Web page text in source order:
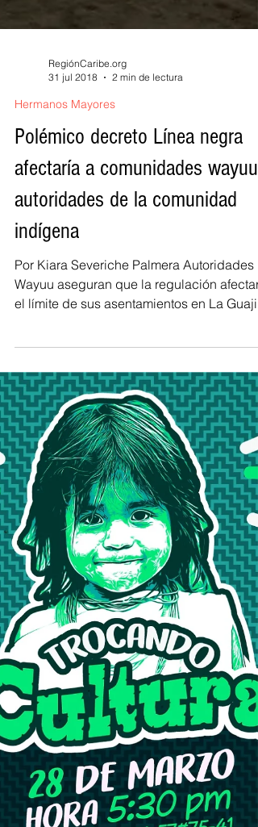
31 jul 2018
2 min de lectura
Hermanos Mayores
Polémico decreto Línea negra
afectaría a comunidades wayuu:
indígena
Imagen...